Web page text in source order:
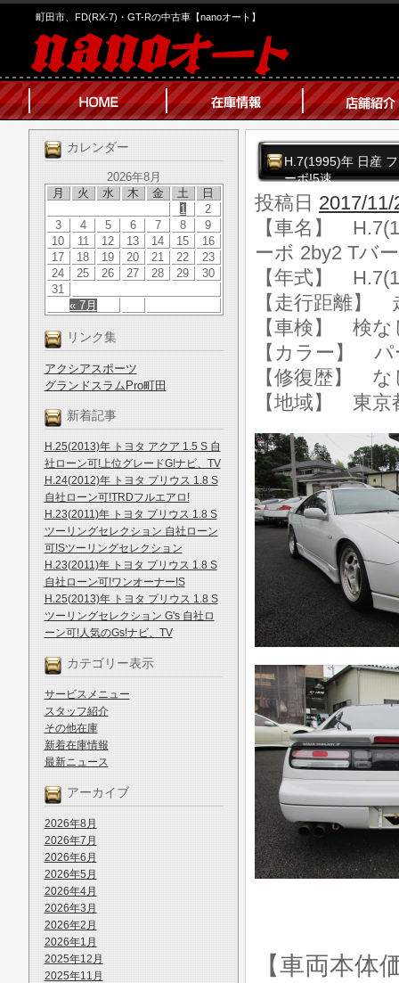
町田市、FD(RX-7)・GT-Rの中古車【nanoオート】
カレンダー
2026年8月
月
火 水 木 金 土 日
« 7月
1
2
3
4 5 6 7 8
9
10
11 12 13 14 15
16
17
18 19 20 21 22
23
24
25 26 27 28 29
30
31
リンク集
アクシアスポーツ
グランドスラムPro町田
新着記事
H.25(2013)年 トヨタ アクア 1.5 S 自
社ローン可!上位グレードG!ナビ、TV
H.24(2012)年 トヨタ プリウス 1.8 S
自社ローン可!TRDフルエアロ!
H.23(2011)年 トヨタ プリウス 1.8 S
ツーリングセレクション 自社ローン
可!Sツーリングセレクション
H.23(2011)年 トヨタ プリウス 1.8 S
自社ローン可!ワンオーナー!S
H.25(2013)年 トヨタ プリウス 1.8 S
ツーリングセレクション G's 自社ロ
ーン可!人気のGs!ナビ、TV
カテゴリー表示
サービスメニュー
スタッフ紹介
その他在庫
新着在庫情報
最新ニュース
アーカイブ
2026年8月
2026年7月
2026年6月
2026年5月
2026年4月
2026年3月
2026年2月
2026年1月
2025年12月
2025年11月
H.7(1995)年 日産
ーボ!5速
投稿日 2017/11/
【車名】
ーボ 2by2 Tバ
【年式】
【走行距離】
【車検】 検な
【カラー】
【修復歴】 な
【地域】 東京
【車両本体